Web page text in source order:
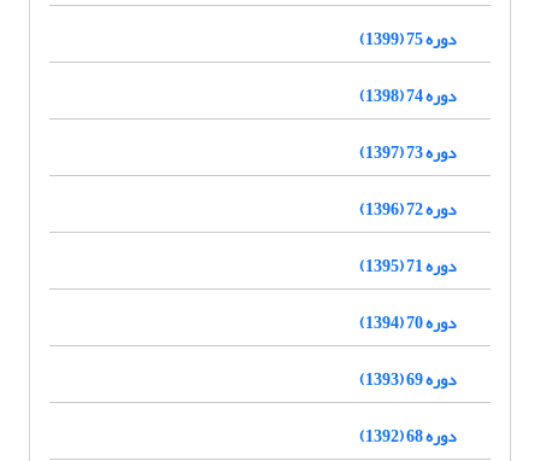
دوره 75 (1399)
دوره 74 (1398)
دوره 73 (1397)
دوره 72 (1396)
دوره 71 (1395)
دوره 70 (1394)
دوره 69 (1393)
دوره 68 (1392)